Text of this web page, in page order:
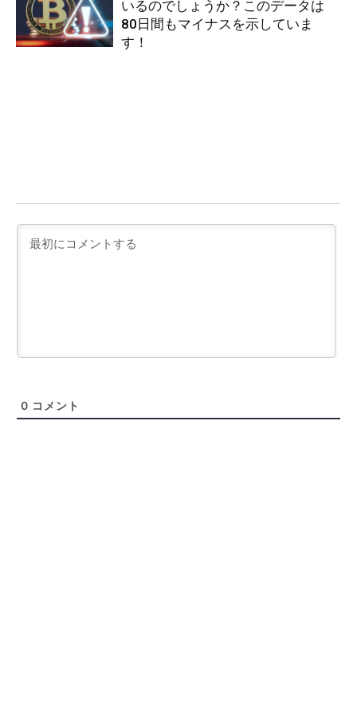
いるのでしょうか？このデータは
80日間もマイナスを示していま
す！
0 コメント